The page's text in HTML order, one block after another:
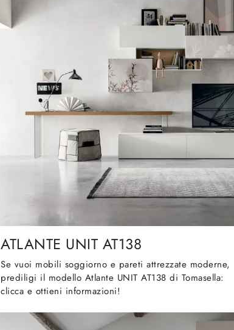
ATLANTE UNIT AT138
Se vuoi mobili soggiorno e pareti attrezzate moderne,
prediligi il modello Atlante UNIT AT138 di Tomasella:
clicca e ottieni informazioni!